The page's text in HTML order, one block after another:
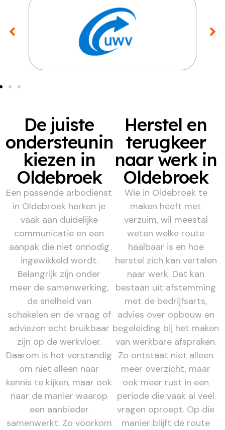
De juiste
ondersteuning
kiezen in
Oldebroek
Een passende arbodienst
in Oldebroek herken je
vaak aan duidelijke
communicatie en een
aanpak die niet onnodig
ingewikkeld wordt.
Belangrijk zijn onder
meer de samenwerking,
de snelheid van
schakelen en de vraag of
adviezen echt bruikbaar
zijn op de werkvloer.
Daarom is het verstandig
om niet alleen naar
kennis te kijken, maar ook
naar de manier waarop
een aanbieder
samenwerkt. Zo voorkom
Herstel en
terugkeer
naar werk in
Oldebroek
Wie in Oldebroek te
maken heeft met
verzuim, wil meestal
weten welke route
haalbaar is en hoe
herstel zich kan vertalen
naar werk. Dat kan
bestaan uit afstemming
met de bedrijfsarts,
advies over opbouw en
begeleiding bij het maken
van werkbare afspraken.
Zo ontstaat niet alleen
meer overzicht, maar
ook meer rust in een
periode die vaak al veel
vragen oproept. Op die
manier blijft de route